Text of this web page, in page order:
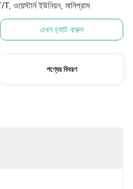
ইউনিয়ন, মানিগ্রাম
এখন চ্যাট করুন
পণ্যের বিবরণ